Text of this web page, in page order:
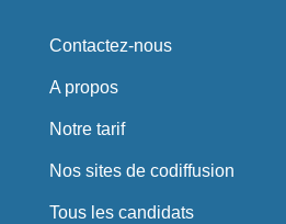
Contactez-nous
A propos
Notre tarif
Nos sites de codiffusion
Tous les candidats